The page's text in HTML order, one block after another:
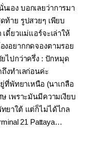
เอง บอกเลยว่าการมา
ท้าย รูปสวยๆ เพียบ
ดี๋ยวแม่แอร์จะเล่าให้
งอยากกดจองตามรอย
ไปกว่าครึ่ง : ปักหมุด
งทำเลก่อนค่ะ
ที่พัทยาเหนือ (นาเกลือ
เพราะมันมีความเงียบ
ยาใต้ แต่ก็ไม่ได้ไกล
21 Pattaya…